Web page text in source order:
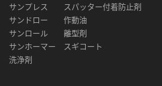
サンプレス
スパッター付着防止剤
サンドロー
作動油
サンロール
離型剤
サンホーマー
スギコート
洗浄剤